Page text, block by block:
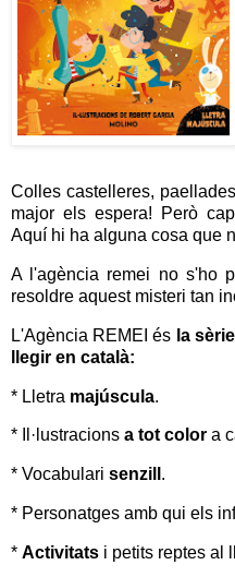
Colles castelleres,
major els espera! Però
Aquí hi ha alguna cosa que
A l'agència remei no s'ho
resoldre aquest misteri tan
L'Agència REMEI és la
llegir en català:
* Lletra majúscula.
* Il·lustracions a tot color a
* Vocabulari senzill .
* Personatges amb qui els
* Activitats i petits reptes al